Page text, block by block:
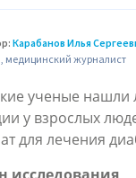
Карабанов Илья
медицинский журналист
ученые нашли
у взрослых
для лечения